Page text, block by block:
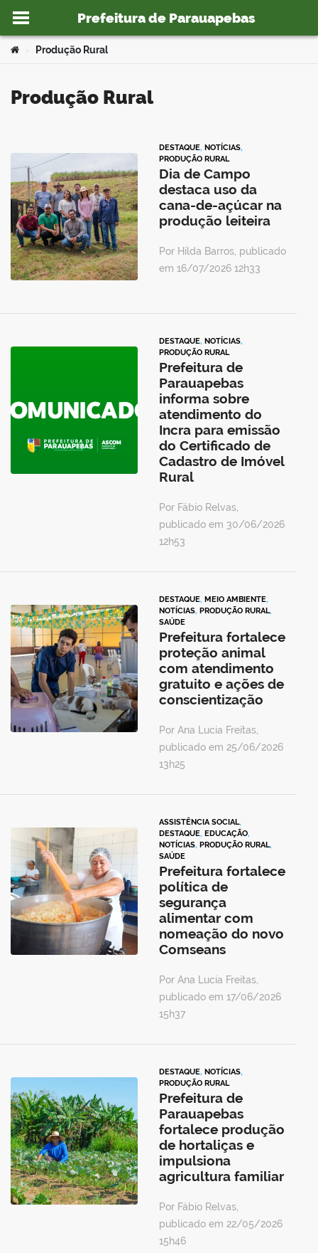
Ir para o conteúdo
Prefeitura de Parauapebas
Você está aqui:
Produção Rural
Produção Rural
DESTAQUE, NOTÍCIAS,
PRODUÇÃO RURAL
Dia de Campo
destaca uso da
cana-de-açúcar na
produção leiteira
Por Hilda Barros, publicado
em 16/07/2026 12h33
DESTAQUE, NOTÍCIAS,
PRODUÇÃO RURAL
Prefeitura de
Parauapebas
informa sobre
atendimento do
Incra para emissão
do Certificado de
Cadastro de Imóvel
Rural
Por Fábio Relvas,
publicado em 30/06/2026
12h53
DESTAQUE, MEIO AMBIENTE,
NOTÍCIAS, PRODUÇÃO RURAL,
SAÚDE
Prefeitura fortalece
proteção animal
com atendimento
gratuito e ações de
conscientização
Por Ana Lucia Freitas,
publicado em 25/06/2026
13h25
ASSISTÊNCIA SOCIAL,
DESTAQUE, EDUCAÇÃO,
NOTÍCIAS, PRODUÇÃO RURAL,
SAÚDE
Prefeitura fortalece
política de
segurança
alimentar com
nomeação do novo
Comseans
Por Ana Lucia Freitas,
publicado em 17/06/2026
15h37
DESTAQUE, NOTÍCIAS,
PRODUÇÃO RURAL
Prefeitura de
Parauapebas
fortalece produção
de hortaliças e
impulsiona
agricultura familiar
Por Fábio Relvas,
publicado em 22/05/2026
15h46